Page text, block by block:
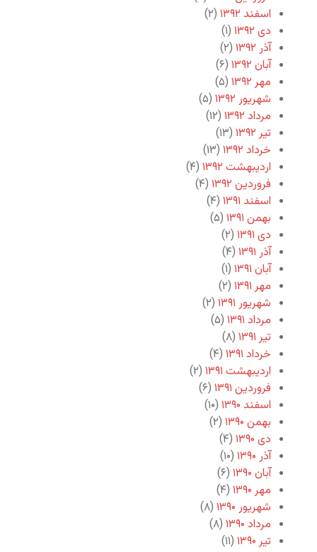
اسفند ۱۳۹۲
(۲)
دی ۱۳۹۲
(۱)
آذر ۱۳۹۲
(۲)
آبان ۱۳۹۲
(۶)
مهر ۱۳۹۲
(۵)
شهریور ۱۳۹۲
(۵)
مرداد ۱۳۹۲
(۱۲)
تیر ۱۳۹۲
(۱۳)
خرداد ۱۳۹۲
(۱۳)
اردیبهشت ۱۳۹۲
(۴)
فروردین ۱۳۹۲
(۴)
اسفند ۱۳۹۱
(۴)
بهمن ۱۳۹۱
(۵)
دی ۱۳۹۱
(۲)
آذر ۱۳۹۱
(۴)
آبان ۱۳۹۱
(۱)
مهر ۱۳۹۱
(۲)
شهریور ۱۳۹۱
(۲)
مرداد ۱۳۹۱
(۵)
تیر ۱۳۹۱
(۸)
خرداد ۱۳۹۱
(۴)
اردیبهشت ۱۳۹۱
(۲)
فروردین ۱۳۹۱
(۶)
اسفند ۱۳۹۰
(۱۰)
بهمن ۱۳۹۰
(۲)
دی ۱۳۹۰
(۴)
آذر ۱۳۹۰
(۱۰)
آبان ۱۳۹۰
(۶)
مهر ۱۳۹۰
(۴)
شهریور ۱۳۹۰
(۸)
مرداد ۱۳۹۰
(۸)
تیر ۱۳۹۰
(۱۱)